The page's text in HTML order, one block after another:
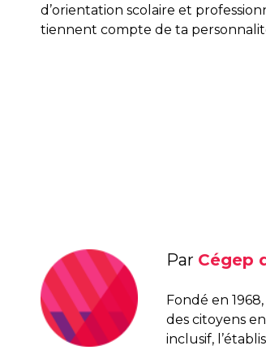
d’orientation scolaire et
tiennent compte de ta
Par Cégep
Fondé en
des citoyens
inclusif,